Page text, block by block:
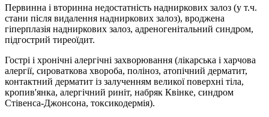
Первинна і вторинна недостатність надниркових залоз (у т.ч.
стани після видалення надниркових залоз), вроджена
гіперплазія надниркових залоз, адреногенітальний синдром,
підгострий тиреоїдит.
Гострі і хронічні алергічні захворювання (лікарська і харчова
алергії, сироваткова хвороба, поліноз, атопічний дерматит,
контактний дерматит із залученням великої поверхні тіла,
кропив'янка, алергічний риніт, набряк Квінке, синдром
Стівенса-Джонсона, токсикодермія).